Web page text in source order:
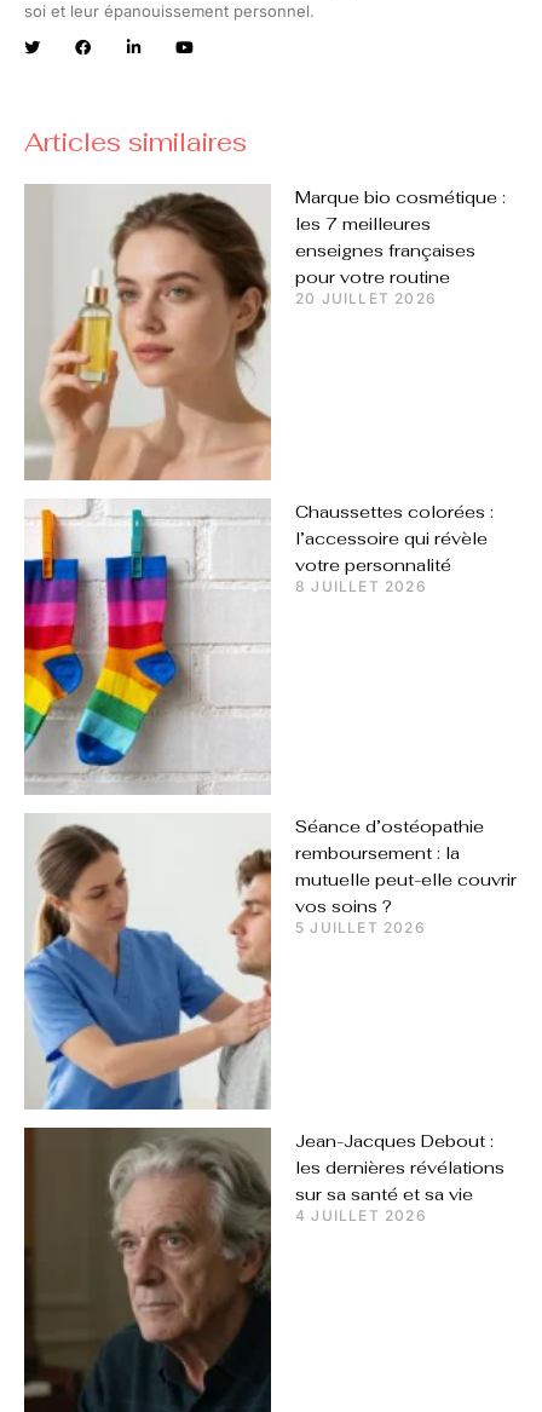
soi et leur épanouissement personnel.
Articles similaires
Marque bio cosmétique :
les 7 meilleures
enseignes françaises
pour votre routine
20 JUILLET 2026
Chaussettes colorées :
l’accessoire qui révèle
votre personnalité
8 JUILLET 2026
Séance d’ostéopathie
remboursement : la
mutuelle peut-elle couvrir
vos soins ?
5 JUILLET 2026
Jean-Jacques Debout :
les dernières révélations
sur sa santé et sa vie
4 JUILLET 2026